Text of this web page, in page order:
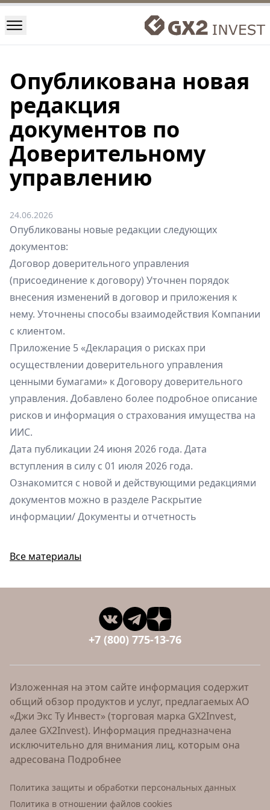
Опубликована новая
редакция
документов по
Доверительному
управлению
24.06.2026
Опубликованы новые редакции следующих
документов:
Договор доверительного управления
(присоединение к договору) Уточнен порядок
внесения изменений в договор и приложения к
нему. Уточнены способы взаимодействия Компании
с клиентом.
Приложение 5 «Декларация о рисках при
осуществлении доверительного управления
ценными бумагами» к Договору доверительного
управления. Добавлено более подробное описание
рисков и информация о страхования имущества на
ИИС.
Дата публикации 24 июня 2026 года. Дата
вступления в силу с 01 июля 2026 года.
Ознакомится с новой и действующими редакциями
документов можно в разделе Раскрытие
информации/ Документы и отчетность
Все материалы
+7 (800) 775-13-76
Изложенная на этом сайте информация содержит
общий обзор продуктов и услуг, предлагаемых АО
«Джи Экс Ту Инвест» (торговая марка GX2Invest,
далее GX2Invest). Информация предназначена
исключительно для внимания лиц, которым она
адресована Подробнее
Политика защиты и обработки персональных данных
Политика в отношении файлов cookies